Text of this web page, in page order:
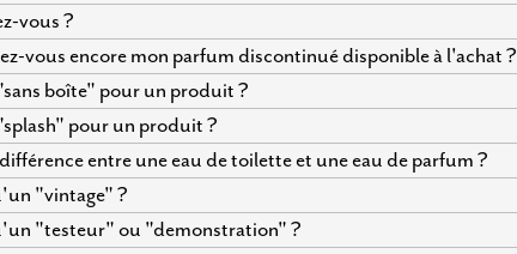
vous ?
vous encore mon parfum discontinué disponible à l'achat ?
boîte" pour un produit ?
pour un produit ?
entre une eau de toilette et une eau de parfum ?
"vintage" ?
"testeur" ou "demonstration" ?